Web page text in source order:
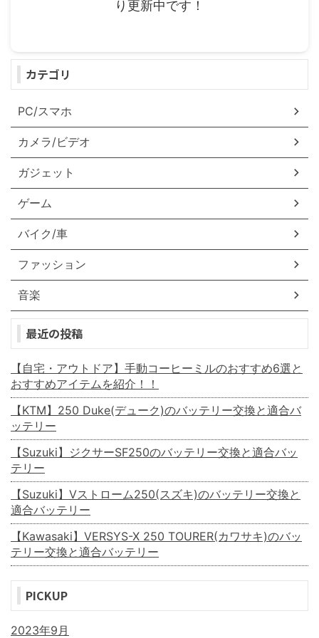
り更新中です！
カテゴリ
PC/スマホ
カメラ/ビデオ
ガジェット
ゲーム
バイク/車
ファッション
音楽
最近の投稿
【自宅・アウトドア】手動コーヒーミルのおすすめ6選と
おすすめアイテムを紹介！！
【KTM】250 Duke(デューク)のバッテリー交換と適合バ
ッテリー
【Suzuki】ジクサーSF250のバッテリー交換と適合バッ
テリー
【Suzuki】Vストローム250(スズキ)のバッテリー交換と
適合バッテリー
【Kawasaki】VERSYS-X 250 TOURER(カワサキ)のバッ
テリー交換と適合バッテリー
PICKUP
2023年9月